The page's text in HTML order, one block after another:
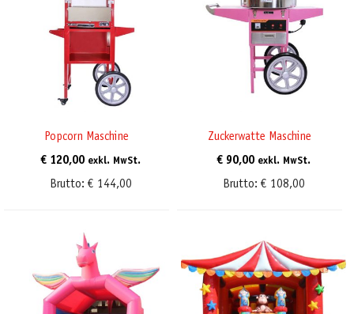
Popcorn Maschine
€ 120,00 exkl. MwSt.
Brutto: € 144,00
Zuckerwatte Maschine
€ 90,00 exkl. MwSt.
Brutto: € 108,00